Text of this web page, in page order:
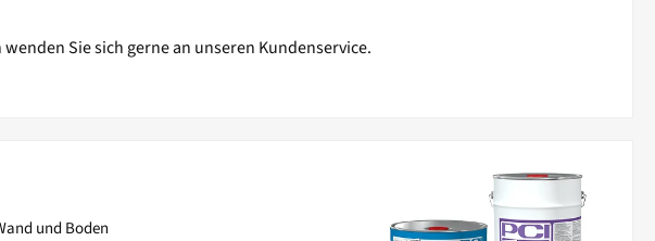
wenden Sie sich gerne an unseren Kundenservice.
und Boden